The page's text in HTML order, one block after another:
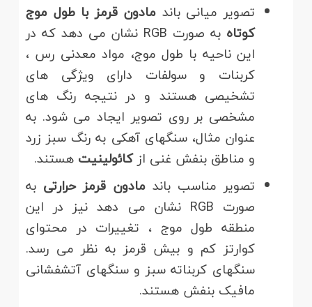
تصویر میانی باندمادون قرمز با طول موج
کوتاه
به صورت RGB نشان می دهد که در
این ناحیه با طول موج، مواد معدنی رس ،
کربنات و سولفات دارای ویژگی های
تشخیصی هستند و در نتیجه رنگ های
مشخصی بر روی تصویر ایجاد می شود. به
عنوان مثال، سنگهای آهکی به رنگ سبز زرد
و مناطق بنفش غنی ازکائولینیت هستند.
تصویر مناسب باندمادون قرمز حرارتی به
صورت RGB نشان می دهد نیز در این
منطقه طول موج ، تغییرات در محتوای
کوارتز کم و بیش قرمز به نظر می رسد.
سنگهای کربناته سبز و سنگهای آتشفشانی
مافیک بنفش هستند.